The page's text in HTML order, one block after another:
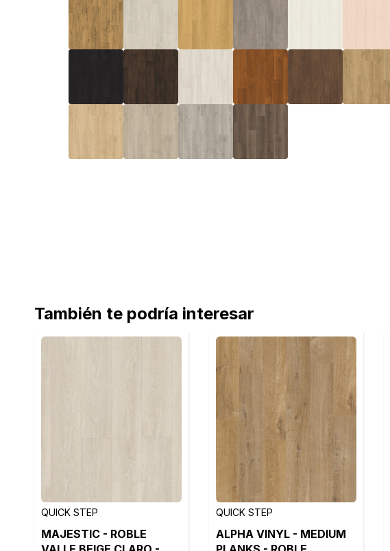
También te podría interesar
QUICK STEP
MAJESTIC - ROBLE
QUICK STEP
ALPHA VINYL - MEDIUM